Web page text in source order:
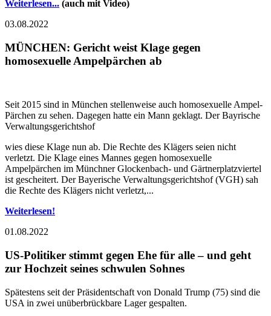
Weiterlesen... (auch mit Video)
03.08.2022
MÜNCHEN: Gericht weist Klage gegen
homosexuelle Ampelpärchen ab
Seit 2015 sind in München stellenweise auch homosexuelle Ampel-
Pärchen zu sehen. Dagegen hatte ein Mann geklagt. Der Bayrische
Verwaltungsgerichtshof
wies diese Klage nun ab. Die Rechte des Klägers seien nicht
verletzt. Die Klage eines Mannes gegen homosexuelle
Ampelpärchen im Münchner Glockenbach- und Gärtnerplatzviertel
ist gescheitert. Der Bayerische Verwaltungsgerichtshof (VGH) sah
die Rechte des Klägers nicht verletzt,...
Weiterlesen!
01.08.2022
US-Politiker stimmt gegen Ehe für alle – und geht
zur Hochzeit seines schwulen Sohnes
Spätestens seit der Präsidentschaft von Donald Trump (75) sind die
USA in zwei unüberbrückbare Lager gespalten.